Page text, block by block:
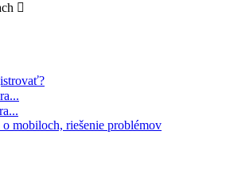
mobiloch, riešenie problémov